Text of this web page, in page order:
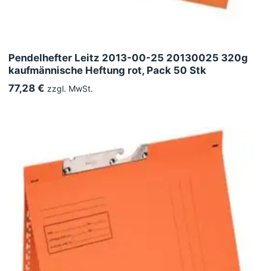
Pendelhefter Leitz 2013-00-25 20130025 320g
kaufmännische Heftung rot, Pack 50 Stk
77,28 € zzgl. MwSt.